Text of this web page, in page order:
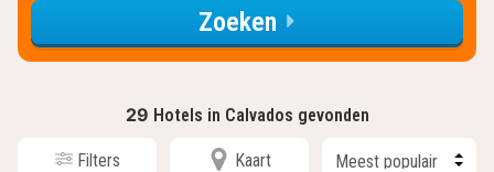
Zoeken
29 Hotels in Calvados gevonden
Filters Kaart